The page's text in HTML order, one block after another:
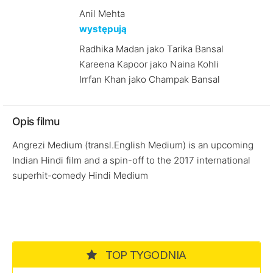
Anil Mehta
występują
Radhika Madan jako Tarika Bansal
Kareena Kapoor jako Naina Kohli
Irrfan Khan jako Champak Bansal
Opis filmu
Angrezi Medium (transl.English Medium) is an upcoming
Indian Hindi film and a spin-off to the 2017 international
superhit-comedy Hindi Medium
TOP TYGODNIA